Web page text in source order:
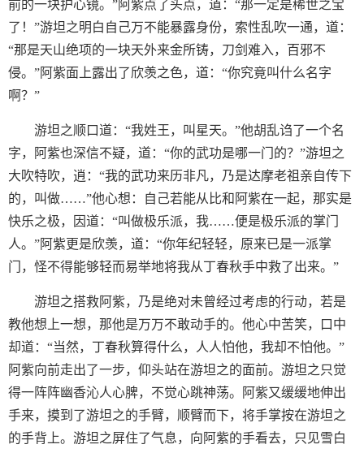
前的一块护心镜。”阿紫点了头点，道：“那一定是稀世之宝
了！”游坦之明白自己万不能暴露身份，索性乱吹一通，道：
“那是天山绝项的一块天外来金所铸，刀剑难入，百邪不
侵。”阿紫面上露出了欣羡之色，道：“你究竟叫什么名字
啊？”
游坦之顺口道：“我姓王，叫星天。”他胡乱诌了一个名
字，阿紫也深信不疑，道：“你的武功是哪一门的？”游坦之
大吹特吹，逍：“我的武功来历非凡，乃是达摩老祖亲自传下
的，叫做……”他心想：自己若能从比和阿紫在一起，那实是
快乐之极，因道：“叫做极乐派，我……便是极乐派的掌门
人。”阿紫更是欣羡，道：“你年纪轻轻，原来已是一派掌
门，怪不得能够轻而易举地将我从丁春秋手中救了出来。”
游坦之搭救阿紫，乃是绝对未曾经过考虑的行动，若是
教他想上一想，那他是万万不敢动手的。他心中苦笑，口中
却道：“当然，丁春秋算得什么，人人怕他，我却不怕他。”
阿紫向前走出了一步，仰头站在游坦之的面前。游坦之只觉
得一阵阵幽香沁人心脾，不觉心跳神荡。阿紫又缓缓地伸出
手来，摸到了游坦之的手臂，顺臂而下，将手掌按在游坦之
的手背上。游坦之屏住了气息，向阿紫的手看去，只见雪白